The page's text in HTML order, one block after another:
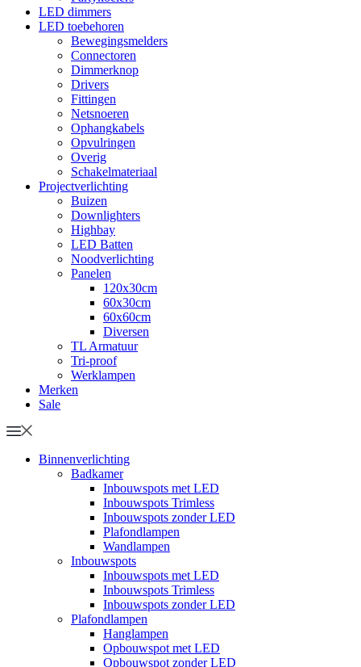
LED dimmers
LED toebehoren
Bewegingsmelders
Connectoren
Dimmerknop
Drivers
Fittingen
Netsnoeren
Ophangkabels
Opvulringen
Overig
Schakelmateriaal
Projectverlichting
Buizen
Downlighters
Highbay
LED Batten
Noodverlichting
Panelen
120x30cm
60x30cm
60x60cm
Diversen
TL Armatuur
Tri-proof
Werklampen
Merken
Sale
Binnenverlichting
Badkamer
Inbouwspots met LED
Inbouwspots Trimless
Inbouwspots zonder LED
Plafondlampen
Wandlampen
Inbouwspots
Inbouwspots met LED
Inbouwspots Trimless
Inbouwspots zonder LED
Plafondlampen
Hanglampen
Opbouwspot met LED
Opbouwspot zonder LED